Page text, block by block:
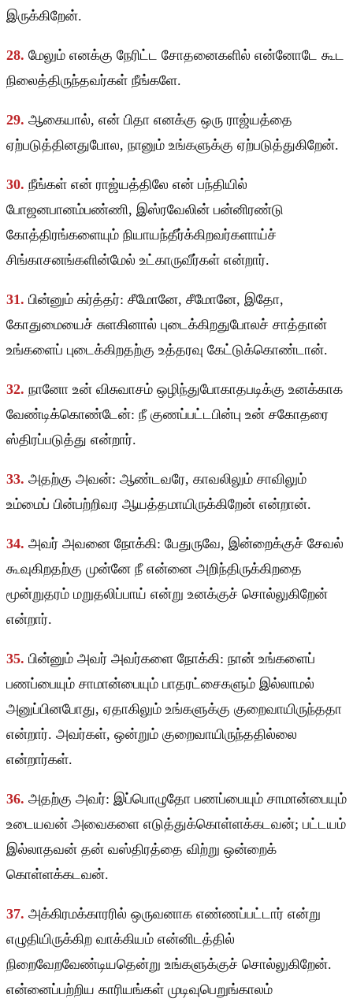
இருக்கிறேன்.
28. மேலும் எனக்கு நேரிட்ட சோதனைகளில் என்னோடே கூட
நிலைத்திருந்தவர்கள் நீங்களே.
29. ஆகையால், என் பிதா எனக்கு ஒரு ராஜ்யத்தை
ஏற்படுத்தினதுபோல, நானும் உங்களுக்கு ஏற்படுத்துகிறேன்.
30. நீங்கள் என் ராஜ்யத்திலே என் பந்தியில்
போஜனபானம்பண்ணி, இஸ்ரவேலின் பன்னிரண்டு
கோத்திரங்களையும் நியாயந்தீர்க்கிறவர்களாய்ச்
சிங்காசனங்களின்மேல் உட்காருவீர்கள் என்றார்.
31. பின்னும் கர்த்தர்: சீமோனே, சீமோனே, இதோ,
கோதுமையைச் சுளகினால் புடைக்கிறதுபோலச் சாத்தான்
உங்களைப் புடைக்கிறதற்கு உத்தரவு கேட்டுக்கொண்டான்.
32. நானோ உன் விசுவாசம் ஒழிந்துபோகாதபடிக்கு உனக்காக
வேண்டிக்கொண்டேன்: நீ குணப்பட்டபின்பு உன் சகோதரை
ஸ்திரப்படுத்து என்றார்.
33. அதற்கு அவன்: ஆண்டவரே, காவலிலும் சாவிலும்
உம்மைப் பின்பற்றிவர ஆயத்தமாயிருக்கிறேன் என்றான்.
34. அவர் அவனை நோக்கி: பேதுருவே, இன்றைக்குச் சேவல்
கூவுகிறதற்கு முன்னே நீ என்னை அறிந்திருக்கிறதை
மூன்றுதரம் மறுதலிப்பாய் என்று உனக்குச் சொல்லுகிறேன்
என்றார்.
35. பின்னும் அவர் அவர்களை நோக்கி: நான் உங்களைப்
பணப்பையும் சாமான்பையும் பாதரட்சைகளும் இல்லாமல்
அனுப்பினபோது, ஏதாகிலும் உங்களுக்கு குறைவாயிருந்ததா
என்றார். அவர்கள், ஒன்றும் குறைவாயிருந்ததில்லை
என்றார்கள்.
36. அதற்கு அவர்: இப்பொழுதோ பணப்பையும் சாமான்பையும்
உடையவன் அவைகளை எடுத்துக்கொள்ளக்கடவன்; பட்டயம்
இல்லாதவன் தன் வஸ்திரத்தை விற்று ஒன்றைக்
கொள்ளக்கடவன்.
37. அக்கிரமக்காரரில் ஒருவனாக எண்ணப்பட்டார் என்று
எழுதியிருக்கிற வாக்கியம் என்னிடத்தில்
நிறைவேறவேண்டியதென்று உங்களுக்குச் சொல்லுகிறேன்.
என்னைப்பற்றிய காரியங்கள் முடிவுபெறுங்காலம்